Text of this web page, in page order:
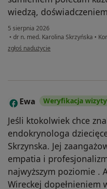
wiedzą,
5 sierpnia 2026
• dr n. med. Karolina Skrzyńska •
w opinii użytkownika Anna Wolany-
zgłoś nadużycie
E Ewa Weryfikacja wizyty
Jeśli ktokolwiek chce
endokrynologa
Skrzynska. Jej
empatia i
najwyższym poziomie .
Wireckej dopełnieniem